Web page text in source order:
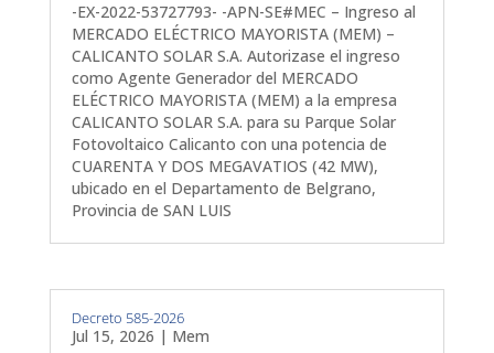
-EX-2022-53727793- -APN-SE#MEC – Ingreso al
MERCADO ELÉCTRICO MAYORISTA (MEM) –
CALICANTO SOLAR S.A. Autorizase el ingreso
como Agente Generador del MERCADO
ELÉCTRICO MAYORISTA (MEM) a la empresa
CALICANTO SOLAR S.A. para su Parque Solar
Fotovoltaico Calicanto con una potencia de
CUARENTA Y DOS MEGAVATIOS (42 MW),
ubicado en el Departamento de Belgrano,
Provincia de SAN LUIS
Decreto 585-2026
Jul 15, 2026 | Mem